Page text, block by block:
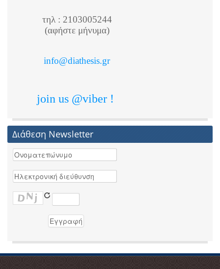
τηλ : 2103005244
(αφήστε μήνυμα)
info@diathesis.gr
join us @viber !
Διάθεση Newsletter